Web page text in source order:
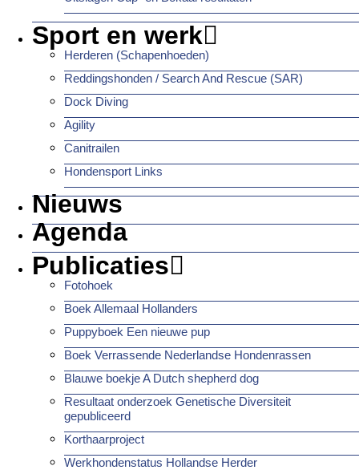
Sport en werk
Herderen (Schapenhoeden)
Reddingshonden / Search And Rescue (SAR)
Dock Diving
Agility
Canitrailen
Hondensport Links
Nieuws
Agenda
Publicaties
Fotohoek
Boek Allemaal Hollanders
Puppyboek Een nieuwe pup
Boek Verrassende Nederlandse Hondenrassen
Blauwe boekje A Dutch shepherd dog
Resultaat onderzoek Genetische Diversiteit
gepubliceerd
Korthaarproject
Werkhondenstatus Hollandse Herder